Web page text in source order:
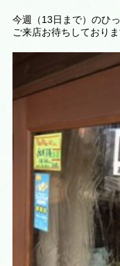
今週（13日まで）のひ
ご来店お待ちしておりま